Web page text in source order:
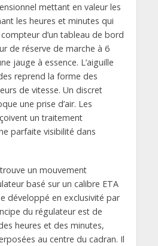
mettant en valeur les
les heures et minutes qui
d’un tableau de bord
de réserve de marche à 6
jauge à essence. L’aiguille
reprend la forme des
de vitesse. Un discret
une prise d’air. Les
un traitement
parfaite visibilité dans
un mouvement
basé sur un calibre ETA
développé en exclusivité par
du régulateur est de
heures et des minutes,
au centre du cadran. Il